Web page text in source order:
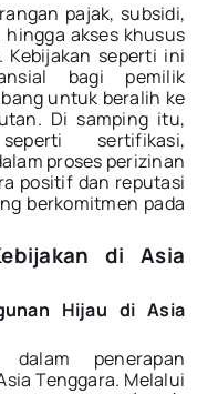
pajak, subsidi,
hingga akses khusus
seperti ini
bagi pemilik
untuk beralih ke
Di samping itu,
sertifikasi,
proses perizinan
positif dan reputasi
berkomitmen pada
di Asia
Hijau di Asia
penerapan
Tenggara. Melalui